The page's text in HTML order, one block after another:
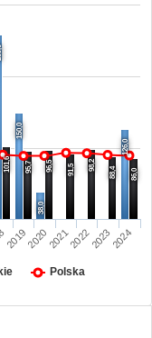
150,0
38,0
126,0
101,6 95,7 96,5 91,5 98,2
88,4 86,0
201920202021202220232024
Polska